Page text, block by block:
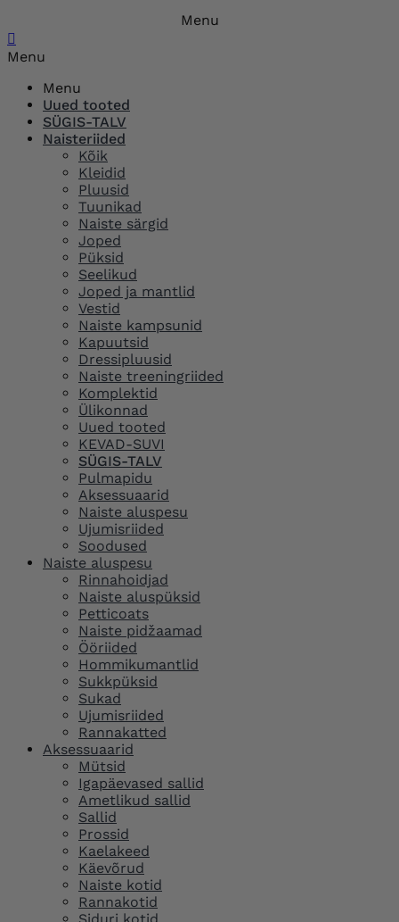
Menu

Menu
Menu
Uued tooted
SÜGIS-TALV
Naisteriided
Kõik
Kleidid
Pluusid
Tuunikad
Naiste särgid
Joped
Püksid
Seelikud
Joped ja mantlid
Vestid
Naiste kampsunid
Kapuutsid
Dressipluusid
Naiste treeningriided
Komplektid
Ülikonnad
Uued tooted
KEVAD-SUVI
SÜGIS-TALV
Pulmapidu
Aksessuaarid
Naiste aluspesu
Ujumisriided
Soodused
Naiste aluspesu
Rinnahoidjad
Naiste aluspüksid
Petticoats
Naiste pidžaamad
Ööriided
Hommikumantlid
Sukkpüksid
Sukad
Ujumisriided
Rannakatted
Aksessuaarid
Mütsid
Igapäevased sallid
Ametlikud sallid
Sallid
Prossid
Kaelakeed
Käevõrud
Naiste kotid
Rannakotid